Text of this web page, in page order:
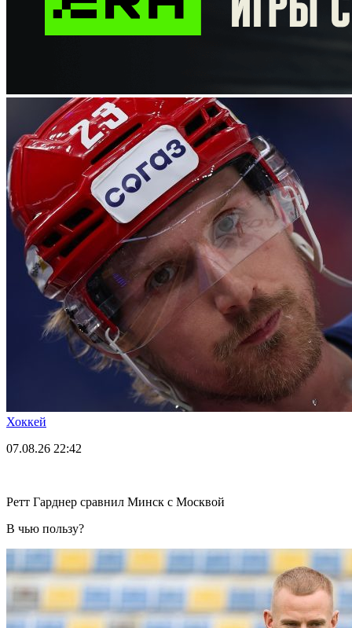
Хоккей
07.08.26 22:42
Ретт Гарднер сравнил Минск с Москвой
В чью пользу?